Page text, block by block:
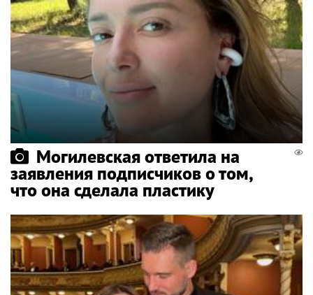
Могилевская ответила на
заявления подписчиков о том,
что она сделала пластику